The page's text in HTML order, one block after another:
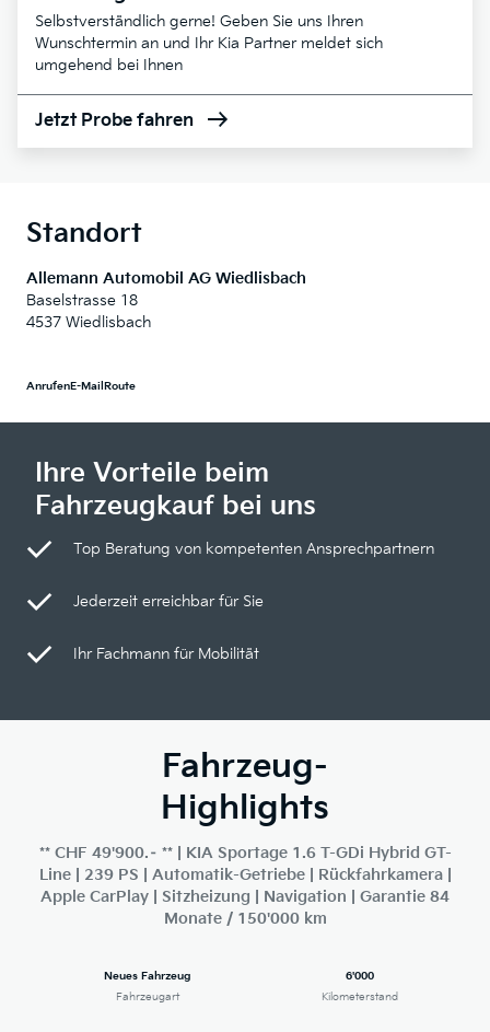
Selbstverständlich gerne! Geben Sie uns Ihren
Wunschtermin an und Ihr Kia Partner meldet sich
umgehend bei Ihnen
Jetzt Probe fahren
Standort
Allemann Automobil AG Wiedlisbach
Baselstrasse 18
4537 Wiedlisbach
AnrufenE-Mail Route
Ihre Vorteile beim
Fahrzeugkauf bei uns
Top Beratung von kompetenten Ansprechpartnern
Jederzeit erreichbar für Sie
Ihr Fachmann für Mobilität
Fahrzeug-
Highlights
** CHF 49'900.– ** | KIA Sportage 1.6 T-GDi Hybrid GT-
Line | 239 PS | Automatik-Getriebe | Rückfahrkamera |
Apple CarPlay | Sitzheizung | Navigation | Garantie 84
Monate / 150'000 km
Neues Fahrzeug
Fahrzeugart
6'000
Kilometerstand